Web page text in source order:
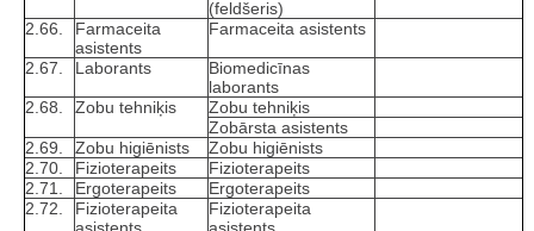
(feldšeris)
2.66.
Farmaceita
asistents
Farmaceita asistents
2.67. Laborants
Biomedicīnas
laborants
2.68.
Zobu tehniķis
Zobu tehniķis
Zobārsta asistents
2.69.
Zobu higiēnists
Zobu higiēnists
2.70.
Fizioterapeits
Fizioterapeits
2.71.
Ergoterapeits
Ergoterapeits
2.72.
Fizioterapeita
asistents
Fizioterapeita
asistents